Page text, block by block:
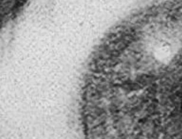
AUDIOVISUAL •
RANIERE — MAS VOCÊ PODE ME
AUDIOVISUAL E DIRETOR DE
EM CINEMA E MAIS DE 15 ANOS
VÍDEOS INSTITUCIONAIS E
PAIXÃO POR CONTAR HISTÓRIAS
E CRIATIVOS A
AUDIOVISUAL.